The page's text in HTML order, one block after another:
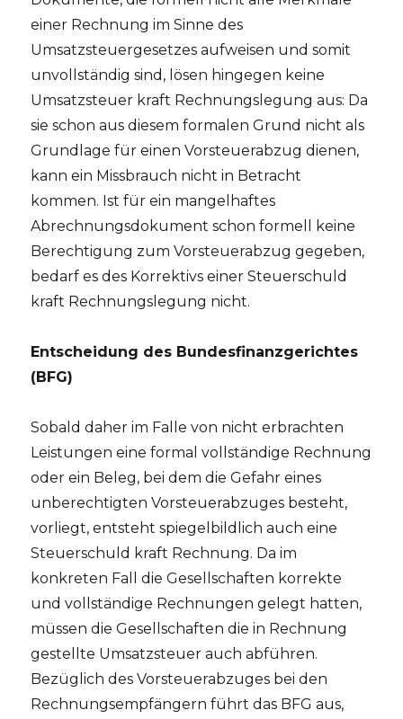
einer Rechnung im Sinne des
Umsatzsteuergesetzes aufweisen und somit
unvollständig sind, lösen hingegen keine
Umsatzsteuer kraft Rechnungslegung aus: Da
sie schon aus diesem formalen Grund nicht als
Grundlage für einen Vorsteuerabzug dienen,
kann ein Missbrauch nicht in Betracht
kommen. Ist für ein mangelhaftes
Abrechnungsdokument schon formell keine
Berechtigung zum Vorsteuerabzug gegeben,
bedarf es des Korrektivs einer Steuerschuld
kraft Rechnungslegung nicht.
Entscheidung des Bundesfinanzgerichtes
(BFG)
Sobald daher im Falle von nicht erbrachten
Leistungen eine formal vollständige Rechnung
oder ein Beleg, bei dem die Gefahr eines
unberechtigten Vorsteuerabzuges besteht,
vorliegt, entsteht spiegelbildlich auch eine
Steuerschuld kraft Rechnung. Da im
konkreten Fall die Gesellschaften korrekte
und vollständige Rechnungen gelegt hatten,
müssen die Gesellschaften die in Rechnung
gestellte Umsatzsteuer auch abführen.
Bezüglich des Vorsteuerabzuges bei den
Rechnungsempfängern führt das BFG aus,